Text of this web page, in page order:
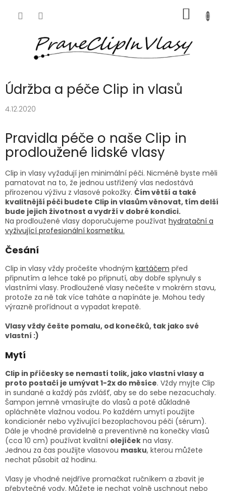
KOŠÍK
Údržba a péče Clip in vlasů
4.12.2020
Pravidla péče o naše Clip in
prodloužené lidské vlasy
Clip in vlasy vyžadují jen minimální péči. Nicméně byste měli
pamatovat na to, že jednou ustřižený vlas nedostává
přirozenou výživu z vlasové pokožky. Čím větší a také
kvalitnější péči budete Clip in vlasům věnovat, tím delší
bude jejich životnost a vydrží v dobré kondici.
Na prodloužené vlasy doporučujeme používat hydratační a
vyživující profesionální kosmetiku.
Česání
Clip in vlasy vždy pročešte vhodným kartáčem před
připnutím a lehce také po připnutí, aby dobře splynuly s
vlastními vlasy. Prodloužené vlasy nečešte v mokrém stavu,
protože za ně tak více taháte a napínáte je. Mohou tedy
výrazně prořídnout a vypadat krepatě.
Vlasy vždy češte pomalu, od konečků, tak jako své
vlastní :)
Mytí
Clip in příčesky se nemastí tolik, jako vlastní vlasy a
proto postačí je umývat 1-2x do měsíce. Vždy myjte Clip
in sundané a každý pás zvlášť, aby se do sebe nezacuchaly.
Šampon jemně vmasírujte do vlasů a poté důkladně
opláchněte vlažnou vodou. Po každém umytí použijte
kondicionér nebo vyživující bezoplachovou péči (sérum).
Dále je vhodné pravidelně a preventivně na konečky vlasů
(cca 10 cm) používat kvalitní olejíček na vlasy.
Jednou za čas použijte vlasovou masku, kterou můžete
nechat působit až hodinu.
Vlasy je vhodné nejdříve promačkat ručníkem a zbavit je
přebytečné vody. Můžete je nechat volně uschnout nebo